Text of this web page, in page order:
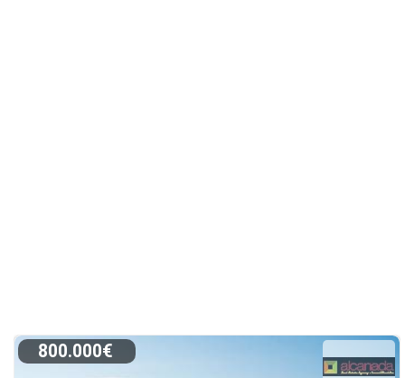
800.000€